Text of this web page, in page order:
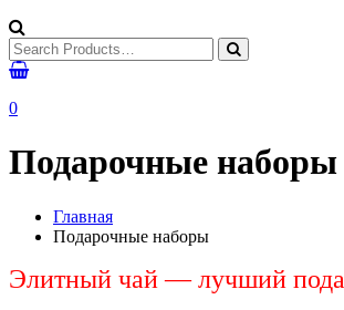
0
Подарочные наборы
Главная
Подарочные наборы
Элитный чай — лучший